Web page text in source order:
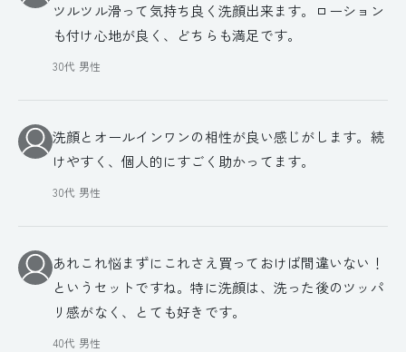
ツルツル滑って気持ち良く洗顔出来ます。ローション
も付け心地が良く、どちらも満足です。
30代 男性
洗顔とオールインワンの相性が良い感じがします。続
けやすく、個人的にすごく助かってます。
30代 男性
あれこれ悩まずにこれさえ買っておけば間違いない！
というセットですね。特に洗顔は、洗った後のツッパ
リ感がなく、とても好きです。
40代 男性